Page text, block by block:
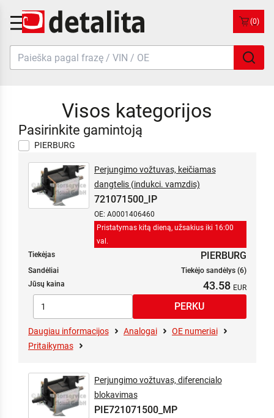
(0)
Visos kategorijos
Pasirinkite gamintoją
PIERBURG
Pristatymas kitą dieną, užsakius iki 16:00
val.
Perjungimo vožtuvas, keičiamas
dangtelis (indukci. vamzdis)
721071500_IP
OE: A0001406460
Tiekėjas PIERBURG
Sandėliai
Tiekėjo sandėlys (6)
Jūsų kaina
43.58
Daugiau informacijos Analogai
OE numeriai
Pritaikymas
Perjungimo vožtuvas, diferencialo
blokavimas
PIE721071500_MP